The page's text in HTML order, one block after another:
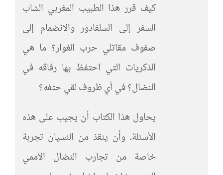
كيف قرر هذا الطبيب المغربي الشاب
السفر إلى السلفادور والانضمام إلى
صفوف مقاتلي حرب الغوار؟ ما هي
الذكريات التي احتفظ بها رفاقه في
النضال؟ في أي ظروف لقي حتفه؟
يحاول هذا الكتاب أن يجيب على هذه
الأسئلة، وأن ينقذ من النسيان تجربة
خاصة من تجارب النضال الأممي